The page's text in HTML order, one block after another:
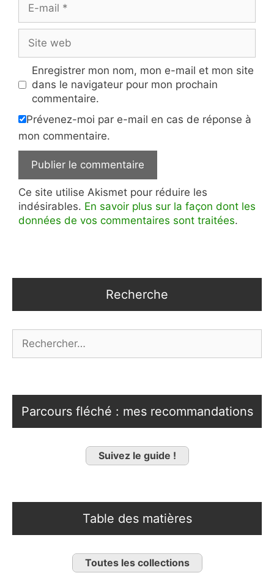
mail
web
Enregistrer mon nom, mon e-mail et mon site
dans le navigateur pour mon prochain
commentaire.
Prévenez-moi par e-mail en cas de réponse à
mon commentaire.
Ce site utilise Akismet pour réduire les
indésirables. En savoir plus sur la façon dont les
données de vos commentaires sont traitées.
Recherche
Parcours fléché : mes recommandations
Suivez le guide !
Table des matières
Toutes les collections